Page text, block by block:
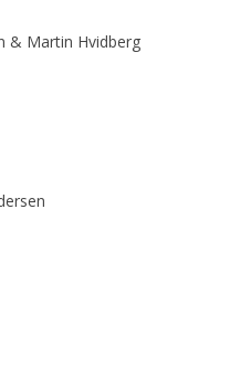
& Martin Hvidberg